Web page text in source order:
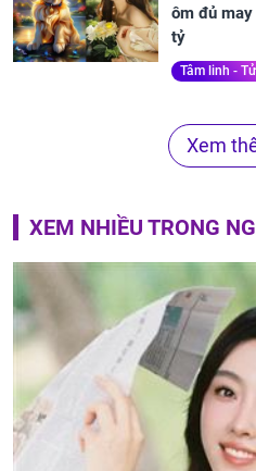
ôm đủ
tỷ
Tâm linh -
Xem
XEM NHIỀU TRONG